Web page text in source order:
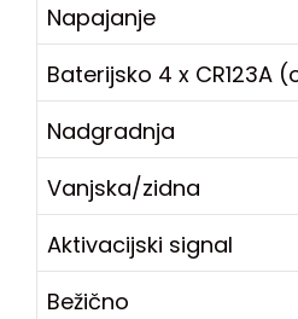
Napajanje
Baterijsko 4 x CR123A
Nadgradnja
Vanjska/zidna
Aktivacijski signal
Bežično